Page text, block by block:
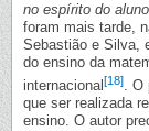
no espírito do
foram mais tarde,
Sebastião e Silva,
do ensino da
internacional[18]. O
que ser realizada
ensino. O autor